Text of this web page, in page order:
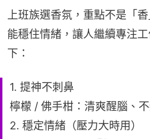
上班族選香氛，重點不是「
能穩住情緒，讓人繼續專注
下：
1. 提神不刺鼻
檸檬 / 佛手柑：清爽醒腦、
2. 穩定情緒（壓力大時用）